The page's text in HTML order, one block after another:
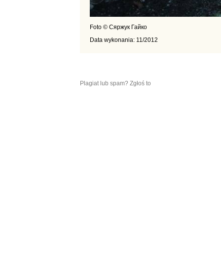
Foto © Сяржук Гайко
Data wykonania: 11/2012
Plagiat lub spam? Zgłoś to